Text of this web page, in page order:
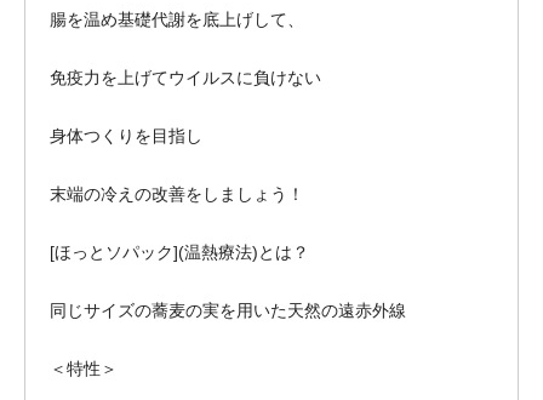
腸を温め基礎代謝を底上げして、
免疫力を上げてウイルスに負けない
身体つくりを目指し
末端の冷えの改善をしましょう！
[ほっとソパック](温熱療法)とは？
同じサイズの蕎麦の実を用いた天然の遠赤外線
＜特性＞